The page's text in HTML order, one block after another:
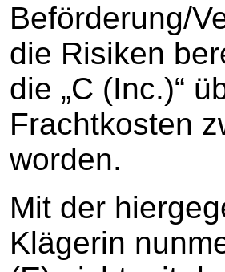
Beförderung/
die Risiken
die „C (Inc.)“
Frachtkosten
worden.
Mit der
Klägerin